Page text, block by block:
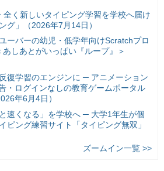
全く新しいタイピング学習を学校へ届け
グ」（2026年7月14日）
ーバーの幼児・低学年向けScratchプロ
しあとがいっぱい『ループ』＞
復学習のエンジンに ─ アニメーション
・ログインなしの教育ゲームポータル
年6月4日）
速くなる」を学校へ ─ 大学1年生が個
ピング練習サイト「タイピング無双」
ズームイン一覧 >>